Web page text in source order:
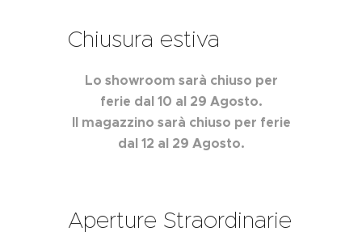
Chiusura estiva
Lo showroom sarà chiuso per
ferie dal 10 al 29 Agosto.
Il magazzino sarà chiuso per ferie
dal 12 al 29 Agosto.
Aperture Straordinarie